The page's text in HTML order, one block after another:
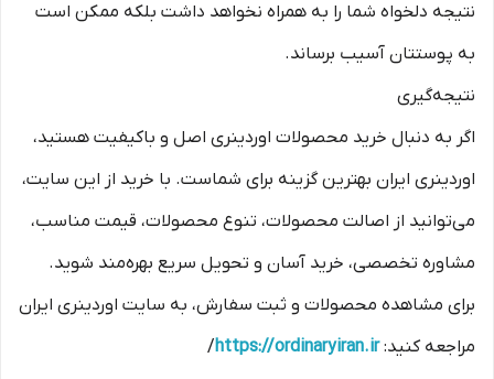
نتیجه دلخواه شما را به همراه نخواهد داشت بلکه ممکن است
به پوستتان آسیب برساند.
نتیجه‌گیری
اگر به دنبال خرید محصولات اوردینری اصل و باکیفیت هستید،
اوردینری ایران بهترین گزینه برای شماست. با خرید از این سایت،
می‌توانید از اصالت محصولات، تنوع محصولات، قیمت مناسب،
مشاوره تخصصی، خرید آسان و تحویل سریع بهره‌مند شوید.
برای مشاهده محصولات و ثبت سفارش، به سایت اوردینری ایران
مراجعه کنید:https://ordinaryiran.ir
/